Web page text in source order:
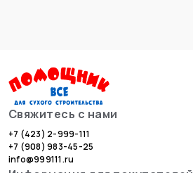
Свяжитесь с нами
+7 (423) 2-999-111
+7 (908) 983-45-25
info@999111.ru